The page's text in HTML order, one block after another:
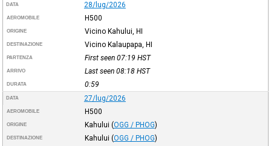
DATA 28/lug/2026
AEROMOBILE H500
ORIGINE Vicino Kahului, HI
DESTINAZIONE Vicino Kalaupapa, HI
PARTENZA First seen 07:19 HST
ARRIVO Last seen 08:18 HST
DURATA 0:59
DATA 27/lug/2026
AEROMOBILE H500
ORIGINE Kahului (OGG / PHOG)
DESTINAZIONE Kahului (OGG / PHOG)